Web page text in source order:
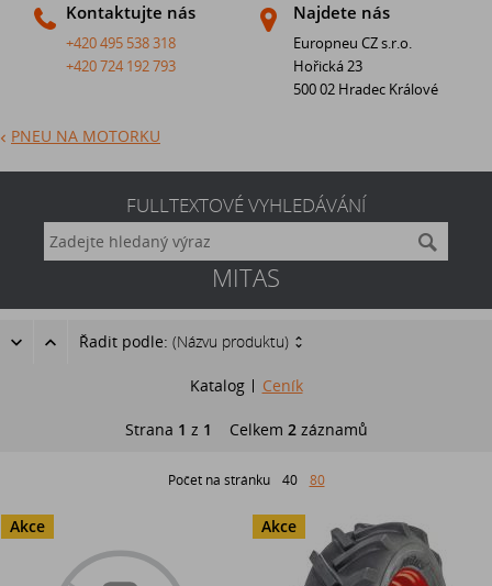
Kontaktujte nás
+420 495 538 318
+420 724 192 793
Najdete nás
Europneu CZ s.r.o.
Hořická 23
500 02 Hradec Králové
PNEU NA MOTORKU
FULLTEXTOVÉ VYHLEDÁVÁNÍ
MITAS
Řadit podle: (Názvu produktu)
Katalog Ceník
Strana 1 z 1 Celkem 2záznamů
Počet na stránku 40 80
Akce Akce